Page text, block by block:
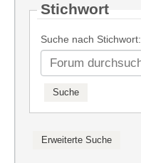
Stichwort
Suche nach Stichwort: